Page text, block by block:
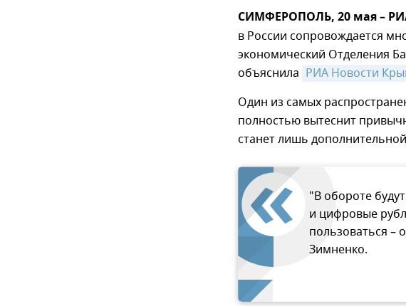
СИМФЕРОПОЛЬ, 20 мая –
в России сопровождается
экономический Отделения
объяснила РИА Новости
Один из самых
полностью вытеснит
станет лишь
"В обороте
и цифровые
пользоваться –
Зимненко.